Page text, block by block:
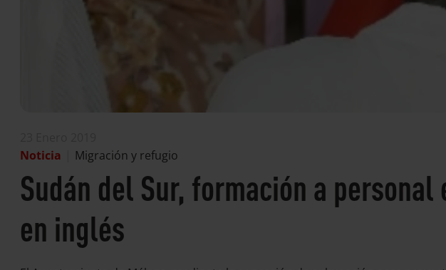
Noticia
Migración y refugio
Sudán del Sur, formación a
en inglés